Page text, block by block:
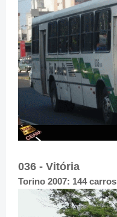
036 - Vitória
Torino 2007: 144 carros